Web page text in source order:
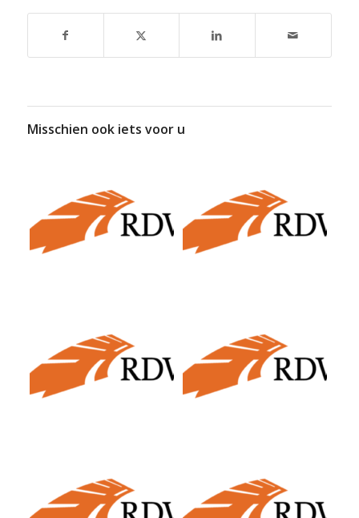
Misschien ook iets voor u